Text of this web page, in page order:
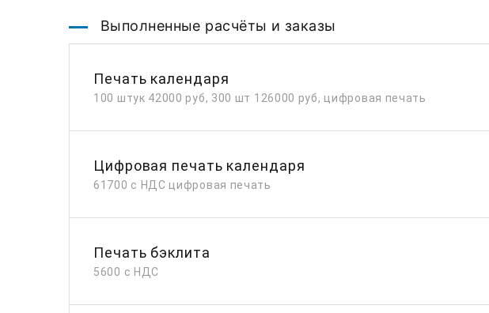
Выполненные расчёты и заказы
Печать календаря
100 штук 42000 руб, 300 шт 126000 руб, цифровая печать
Цифровая печать календаря
61700 с НДС цифровая печать
Печать бэклита
5600 с НДС